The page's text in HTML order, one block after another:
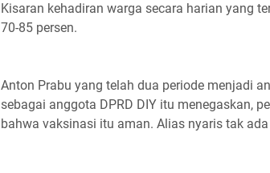
Kisaran kehadiran warga secara harian yang
70-85 persen.
Anton Prabu yang telah dua periode menjadi
sebagai anggota DPRD DIY itu menegaskan,
bahwa vaksinasi itu aman. Alias nyaris tak